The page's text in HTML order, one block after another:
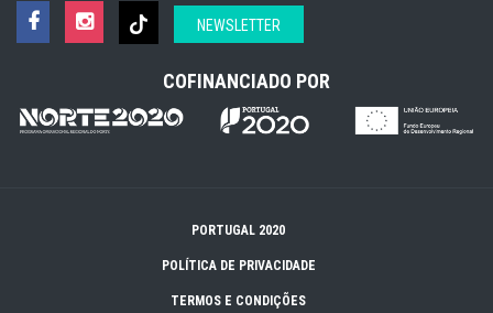
NEWSLETTER
COFINANCIADO POR
PORTUGAL 2020
POLÍTICA DE PRIVACIDADE
TERMOS E CONDIÇÕES